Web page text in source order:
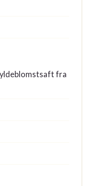
fra